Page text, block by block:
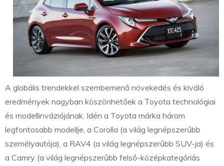
A globális trendekkel szembemenő növekedés és kiváló
eredmények nagyban köszönhetőek a Toyota technológiai
és modellinváziójának. Idén a Toyota márka három
legfontosabb modellje, a Corolla (a világ legnépszerűbb
személyautója), a RAV4 (a világ legnépszerűbb SUV-ja) és
a Camry (a világ legnépszerűbb felső-középkategóriás